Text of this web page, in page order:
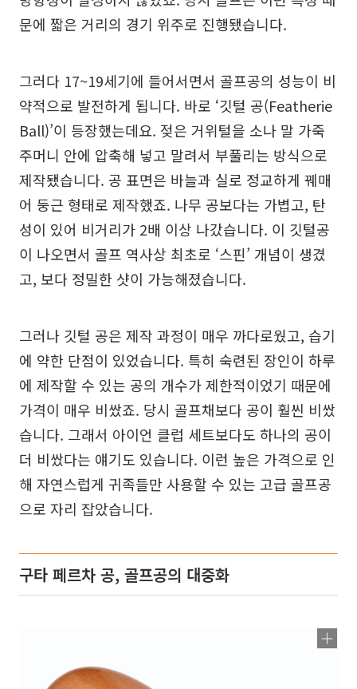
문에 짧은 거리의 경기 위주로 진행됐습니다.
그러다 17~19세기에 들어서면서 골프공의 성능이 비
약적으로 발전하게 됩니다. 바로 ‘깃털 공(Featherie
Ball)’이 등장했는데요. 젖은 거위털을 소나 말 가죽
주머니 안에 압축해 넣고 말려서 부풀리는 방식으로
제작됐습니다. 공 표면은 바늘과 실로 정교하게 꿰매
어 둥근 형태로 제작했죠. 나무 공보다는 가볍고, 탄
성이 있어 비거리가 2배 이상 나갔습니다. 이 깃털공
이 나오면서 골프 역사상 최초로 ‘스핀’ 개념이 생겼
고, 보다 정밀한 샷이 가능해졌습니다.
그러나 깃털 공은 제작 과정이 매우 까다로웠고, 습기
에 약한 단점이 있었습니다. 특히 숙련된 장인이 하루
에 제작할 수 있는 공의 개수가 제한적이었기 때문에
가격이 매우 비쌌죠. 당시 골프채보다 공이 훨씬 비쌌
습니다. 그래서 아이언 클럽 세트보다도 하나의 공이
더 비쌌다는 얘기도 있습니다. 이런 높은 가격으로 인
해 자연스럽게 귀족들만 사용할 수 있는 고급 골프공
으로 자리 잡았습니다.
구타 페르차 공, 골프공의 대중화